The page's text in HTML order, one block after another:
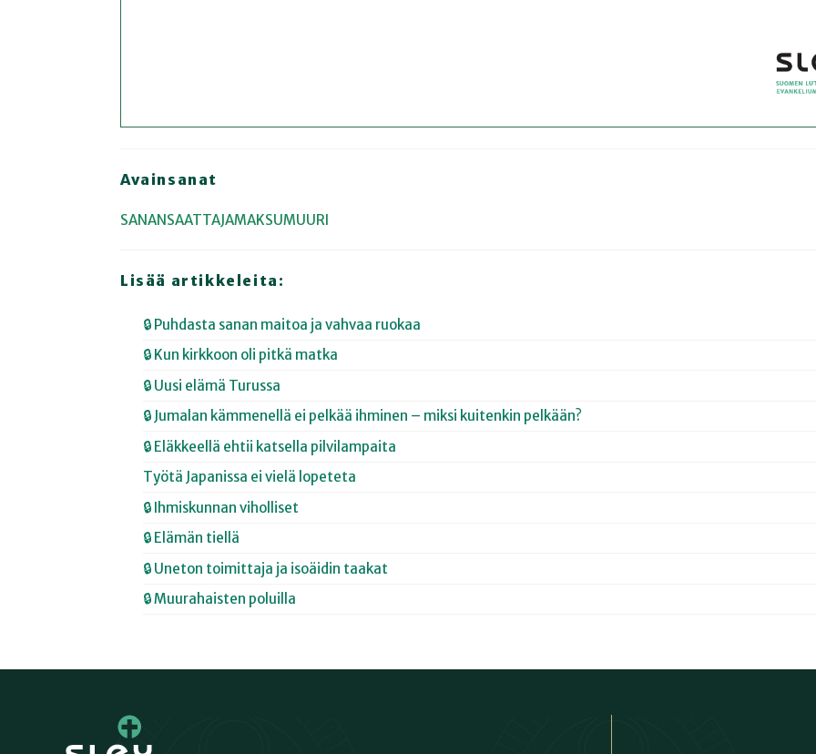
Avainsanat
SANANSAATTAJAMAKSUMUURI
Lisää artikkeleita:
🔒 Puhdasta sanan maitoa ja vahvaa ruokaa
🔒 Kun kirkkoon oli pitkä matka
🔒 Uusi elämä Turussa
🔒 Jumalan kämmenellä ei pelkää ihminen – miksi kuitenkin pelkään?
🔒 Eläkkeellä ehtii katsella pilvilampaita
Työtä Japanissa ei vielä lopeteta
🔒 Ihmiskunnan viholliset
🔒 Elämän tiellä
🔒 Uneton toimittaja ja isoäidin taakat
🔒 Muurahaisten poluilla